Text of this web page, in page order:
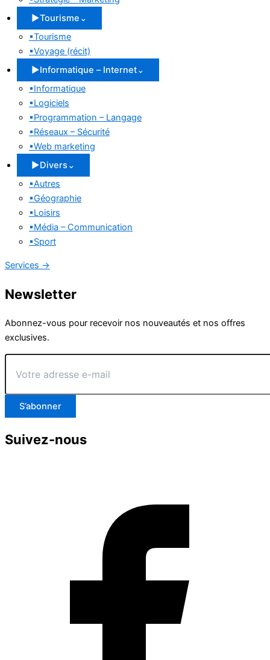
▶Tourisme ⌄
▪Tourisme
▪Voyage (récit)
▶Informatique – Internet⌄
▪Informatique
▪Logiciels
▪Programmation – Langage
▪Réseaux – Sécurité
▪Web marketing
▶Divers ⌄
▪Autres
▪Géographie
▪Loisirs
▪Média – Communication
▪Sport
Services →
Newsletter
Abonnez-vous pour recevoir nos nouveautés et nos offres
exclusives.
Votre
adresse
mail
S’abonner
Suivez-nous